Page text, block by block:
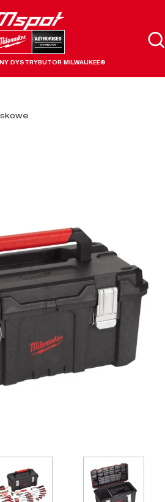
DYSTRYBUTOR MILWAUKEE®